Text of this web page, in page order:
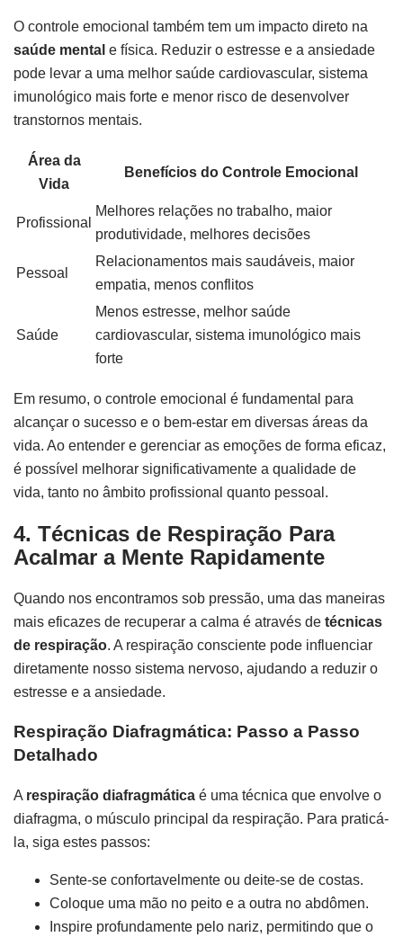
O controle emocional também tem um impacto direto na
saúde mental e física. Reduzir o estresse e a ansiedade
pode levar a uma melhor saúde cardiovascular, sistema
imunológico mais forte e menor risco de desenvolver
transtornos mentais.
Área da
Vida
Benefícios do Controle Emocional
Profissional
Melhores relações no trabalho, maior
produtividade, melhores decisões
Pessoal
Relacionamentos mais saudáveis, maior
empatia, menos conflitos
Saúde
Menos estresse, melhor saúde
cardiovascular, sistema imunológico mais
forte
Em resumo, o controle emocional é fundamental para
alcançar o sucesso e o bem-estar em diversas áreas da
vida. Ao entender e gerenciar as emoções de forma eficaz,
é possível melhorar significativamente a qualidade de
vida, tanto no âmbito profissional quanto pessoal.
4. Técnicas de Respiração Para
Acalmar a Mente Rapidamente
Quando nos encontramos sob pressão, uma das maneiras
mais eficazes de recuperar a calma é através de técnicas
de respiração. A respiração consciente pode influenciar
diretamente nosso sistema nervoso, ajudando a reduzir o
estresse e a ansiedade.
Respiração Diafragmática: Passo a Passo
Detalhado
A respiração diafragmática é uma técnica que envolve o
diafragma, o músculo principal da respiração. Para praticá-
la, siga estes passos:
Sente-se confortavelmente ou deite-se de costas.
Coloque uma mão no peito e a outra no abdômen.
Inspire profundamente pelo nariz, permitindo que o